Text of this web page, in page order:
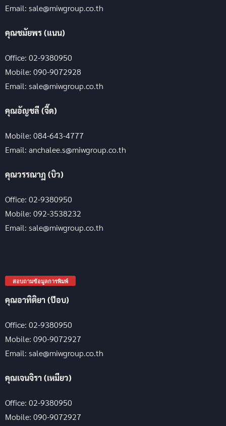
Email: sale@miwgroup.co.th
คุณชมัยพร (แนน)
Office: 02-9380950
Mobile: 090-9072928
Email: sale@miwgroup.co.th
คุณอัญชลี (จี๊ด)
Mobile: 084-643-4777
Email: anchalee.s@miwgroup.co.th
คุณวรรณาฏ (บิว)
Office: 02-9380950
Mobile: 092-3538232
Email: sale@miwgroup.co.th
สอบถามข้อมูลการพิมพ์
คุณอาทิติยา (ป๊อบ)
Office: 02-9380950
Mobile: 090-9072927
Email: sale@miwgroup.co.th
คุณเจนจิรา (เหมียว)
Office: 02-9380950
Mobile: 090-9072927